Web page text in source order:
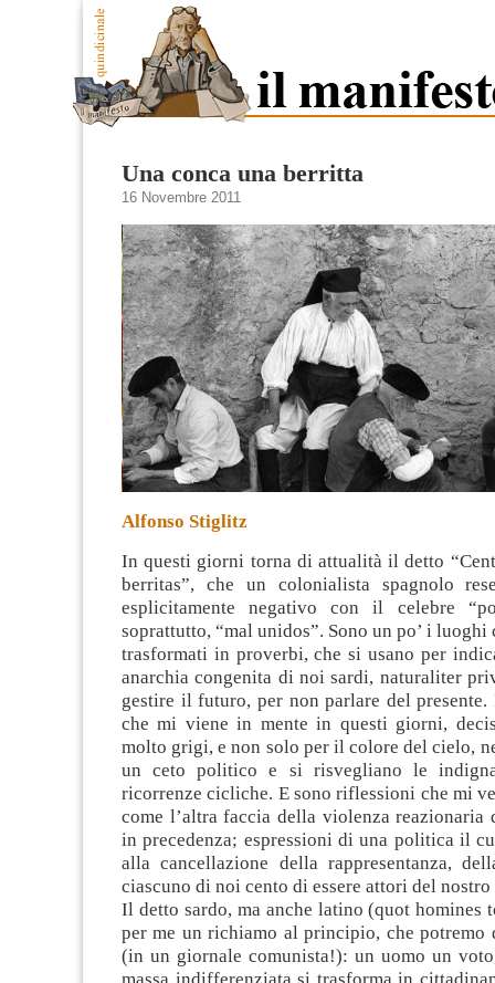
Una conca una berritta
16 Novembre 2011
Alfonso Stiglitz
In questi giorni torna di attualità il detto
berritas”, che un colonialista spagnolo
esplicitamente negativo con il celebre
soprattutto, “mal unidos”. Sono un po’ i
trasformati in proverbi, che si usano per
anarchia congenita di noi sardi, naturaliter
gestire il futuro, per non parlare del presente.
che mi viene in mente in questi giorni,
molto grigi, e non solo per il colore del cielo,
un ceto politico e si risvegliano le
ricorrenze cicliche. E sono riflessioni che mi
come l’altra faccia della violenza
in precedenza; espressioni di una politica il
alla cancellazione della rappresentanza,
ciascuno di noi cento di essere attori del nostro
Il detto sardo, ma anche latino (quot homines
per me un richiamo al principio, che potremo
(in un giornale comunista!): un uomo un